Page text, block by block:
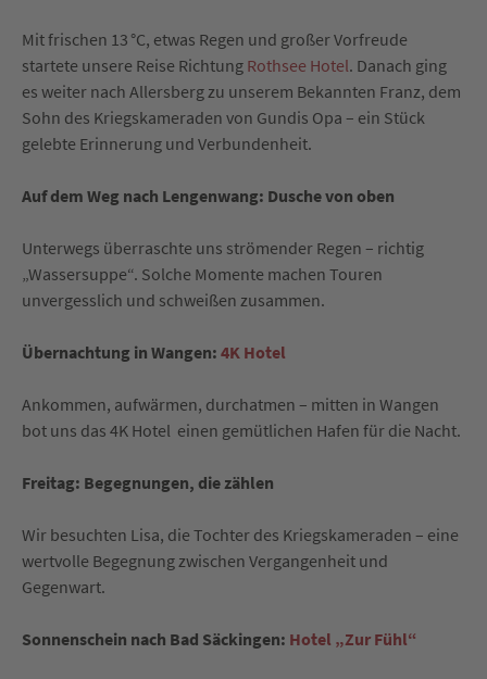
Mit frischen 13 °C, etwas Regen und großer Vorfreude
startete unsere Reise Richtung Rothsee Hotel. Danach ging
es weiter nach Allersberg zu unserem Bekannten Franz, dem
Sohn des Kriegskameraden von Gundis Opa – ein Stück
gelebte Erinnerung und Verbundenheit.
Auf dem Weg nach Lengenwang: Dusche von oben
Unterwegs überraschte uns strömender Regen – richtig
„Wassersuppe“. Solche Momente machen Touren
unvergesslich und schweißen zusammen.
Übernachtung in Wangen: 4K Hotel
Ankommen, aufwärmen, durchatmen – mitten in Wangen
bot uns das 4K Hotel einen gemütlichen Hafen für die Nacht.
Freitag: Begegnungen, die zählen
Wir besuchten Lisa, die Tochter des Kriegskameraden – eine
wertvolle Begegnung zwischen Vergangenheit und
Gegenwart.
Sonnenschein nach Bad Säckingen: Hotel „Zur Fühl“